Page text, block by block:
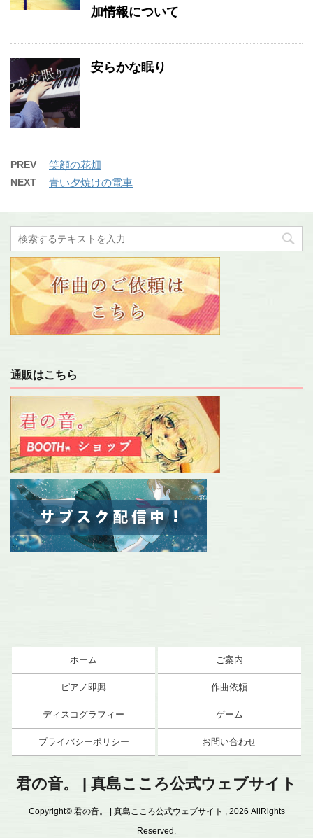
加情報について
安らかな眠り
PREV 笑顔の花畑
NEXT 青い夕焼けの電車
通販はこちら
ホーム ご案内
ピアノ即興 作曲依頼
ディスコグラフィー ゲーム
プライバシーポリシー お問い合わせ
君の音。 | 真島こころ公式ウェブサイト
Copyright© 君の音。 | 真島こころ公式ウェブサイト , 2026 AllRights
Reserved.